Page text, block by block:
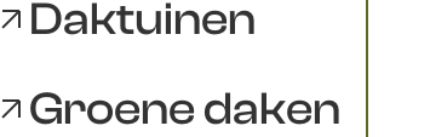
Daktuinen
Groene daken